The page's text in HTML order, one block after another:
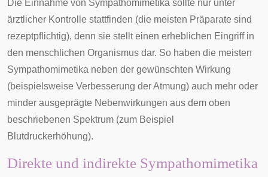
Die Einnahme von Sympathomimetika sollte nur unter
ärztlicher Kontrolle stattfinden (die meisten Präparate sind
rezeptpflichtig), denn sie stellt einen erheblichen Eingriff in
den menschlichen Organismus dar. So haben die meisten
Sympathomimetika neben der gewünschten Wirkung
(beispielsweise Verbesserung der Atmung) auch mehr oder
minder ausgeprägte Nebenwirkungen aus dem oben
beschriebenen Spektrum (zum Beispiel
Blutdruckerhöhung).
Direkte und indirekte Sympathomimetika